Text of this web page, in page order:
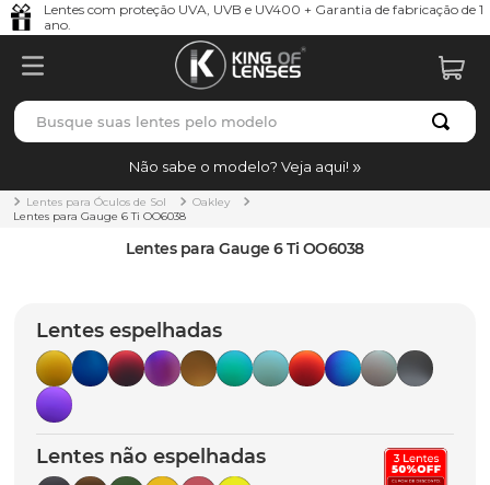
Lentes com proteção UVA, UVB e UV400 + Garantia de fabricação de 1
ano.
Busque suas lentes pelo modelo
Não sabe o modelo? Veja aqui!
Lentes para Óculos de Sol
Oakley
Lentes para Gauge 6 Ti OO6038
Lentes para Gauge 6 Ti OO6038
Lentes espelhadas
Lentes não espelhadas
TERMOS MAIS BUSCADOS
1º borrachas
holbrook
5º chaves
6º t-shock
7º latch
8º gasket